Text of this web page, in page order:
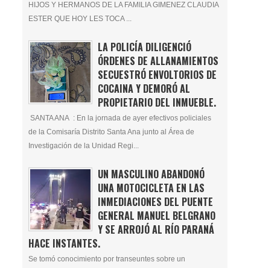
HIJOS Y HERMANOS DE LA FAMILIA GIMENEZ CLAUDIA
ESTER QUE HOY LES TOCA ...
LA POLICÍA DILIGENCIÓ
ÓRDENES DE ALLANAMIENTOS
SECUESTRÓ ENVOLTORIOS DE
COCAINA Y DEMORÓ AL
PROPIETARIO DEL INMUEBLE.
SANTA ANA : En la jornada de ayer efectivos policiales
de la Comisaría Distrito Santa Ana junto al Área de
Investigación de la Unidad Regi...
UN MASCULINO ABANDONÓ
UNA MOTOCICLETA EN LAS
INMEDIACIONES DEL PUENTE
GENERAL MANUEL BELGRANO
Y SE ARROJÓ AL RÍO PARANÁ
HACE INSTANTES.
Se tomó conocimiento por transeuntes sobre un